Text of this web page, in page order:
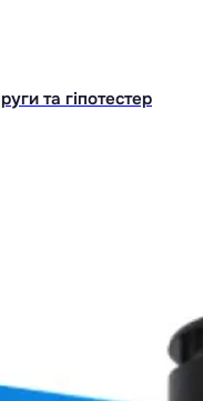
та гіпотестер